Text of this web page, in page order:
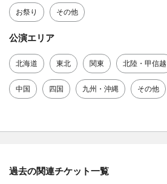
お祭り その他
公演エリア
北海道 東北 関東 北陸・甲信越
中国 四国 九州・沖縄 その他
過去の関連チケット一覧